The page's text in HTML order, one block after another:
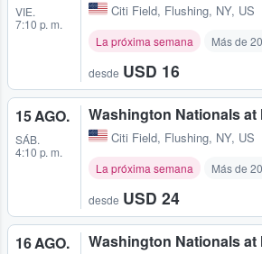
VIE.
7:10 p. m.
Citi Field, Flushing, NY, US
La próxima semana Más de
desde USD 16
15 AGO.
SÁB.
4:10 p. m.
Washington Nationals at
Citi Field, Flushing, NY, US
La próxima semana Más de
desde USD 24
16 AGO. Washington Nationals at